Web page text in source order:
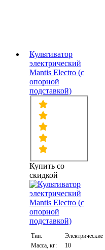
Культиватор
электрический
Mantis Electro (с
опорной
подставкой)
Купить со
скидкой
Тип:
Электрические
Масса, кг:
10